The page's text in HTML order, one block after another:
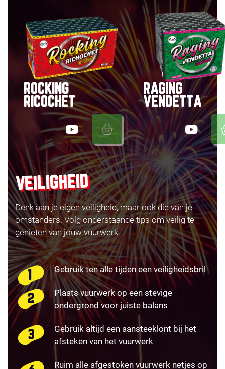
ROCKING
RICOCHET
RAGING
VENDETTA
VEILIGHEID
Denk aan je eigen veiligheid, maar ook die van je
omstanders. Volg onderstaande tips om veilig te
genieten van jouw vuurwerk.
Gebruik ten alle tijden een veiligheidsbril
Plaats vuurwerk op een stevige
ondergrond voor juiste balans
Gebruik altijd een aansteeklont bij het
afsteken van het vuurwerk
Ruim alle afgestoken vuurwerk netjes op